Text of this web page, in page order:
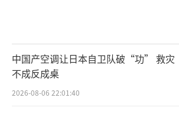
中国产空调让日本自卫队破“功” 救灾
不成反成桌
2026-08-06 22:01:40